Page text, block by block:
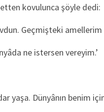
kovulunca şöyle dedi:
Geçmişteki
ne istersen vereyim.’
yaşa. Dünyânın benim